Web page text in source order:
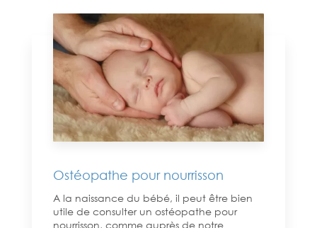
Ostéopathe pour nourrisson
A la naissance du bébé, il peut être bien
utile de consulter un ostéopathe pour
nourrisson, comme auprès de notre